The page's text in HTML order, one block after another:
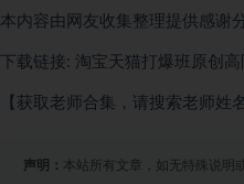
本内容由网友收集整理提供感谢
下载链接: 淘宝天猫打爆班原创
【获取老师合集，请搜索老师姓名
声明： 本站所有文章，如无特殊说明